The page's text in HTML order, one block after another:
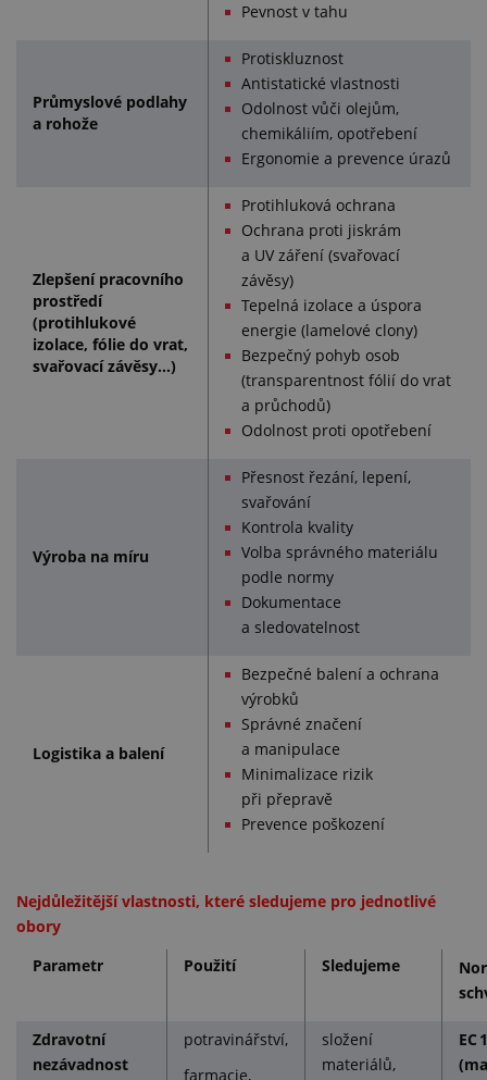
Pevnost v tahu
Průmyslové podlahy
a rohože
Protiskluznost
Antistatické vlastnosti
Odolnost vůči olejům,
chemikáliím, opotřebení
Ergonomie a prevence úrazů
Zlepšení pracovního
prostředí
(protihlukové
izolace, fólie do vrat,
svařovací závěsy…)
Protihluková ochrana
Ochrana proti jiskrám
a UV záření (svařovací
závěsy)
Tepelná izolace a úspora
energie (lamelové clony)
Bezpečný pohyb osob
(transparentnost fólií do vrat
a průchodů)
Odolnost proti opotřebení
Výroba na míru
Přesnost řezání, lepení,
svařování
Kontrola kvality
Volba správného materiálu
podle normy
Dokumentace
a sledovatelnost
Logistika a balení
Bezpečné balení a ochrana
výrobků
Správné značení
a manipulace
Minimalizace rizik
při přepravě
Prevence poškození
Nejdůležitější vlastnosti, které sledujeme pro jednotlivé
obory
Parametr
Použití Sledujeme
Zdravotní
nezávadnost
potravinářství,
farmacie,
složení
materiálů,
EC